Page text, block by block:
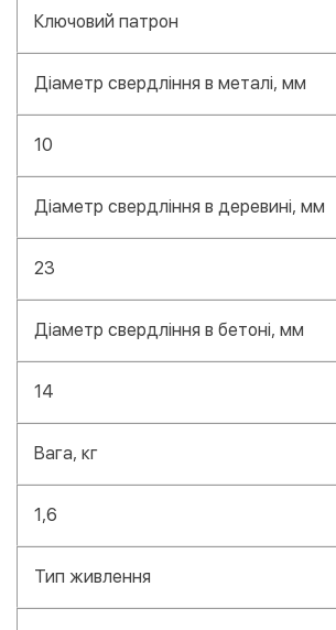
Ключовий патрон
Діаметр свердління в металі, мм
10
Діаметр свердління в деревині, мм
23
Діаметр свердління в бетоні, мм
14
Вага, кг
1,6
Тип живлення